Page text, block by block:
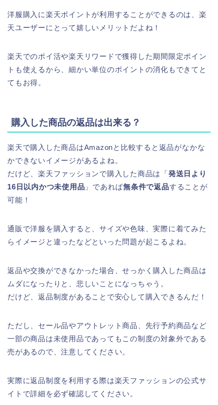
洋服購入に楽天ポイントが利用することができるのは、楽
天ユーザーにとって嬉しいメリットだよね！
楽天でのポイ活や楽天リワードで獲得した期間限定ポイン
トも使えるから、細かい単位のポイントの消化もできてと
てもお得。
購入した商品の返品は出来る？
楽天で購入した商品はAmazonと比較すると返品がなかな
かできないイメージがあるよね。
だけど、楽天ファッションで購入した商品は「発送日より
16日以内かつ未使用品 」であれば無条件で返品することが
可能！
通販で洋服を購入すると、サイズや色味、実際に着てみた
らイメージと違ったなどといった問題が起こるよね。
返品や交換ができなかった場合、せっかく購入した商品は
ムダになったりと、悲しいことになっちゃう。
だけど、返品制度があることで安心して購入できるんだ！
ただし、セール品やアウトレット商品、先行予約商品など
一部の商品は未使用品であってもこの制度の対象外である
売があるので、注意してください。
実際に返品制度を利用する際は楽天ファッションの公式サ
イトで詳細を必ず確認してください。